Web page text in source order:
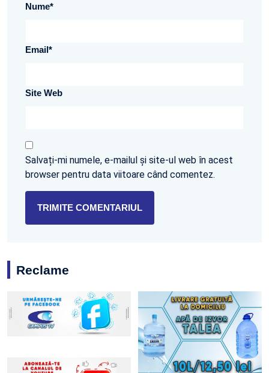
Nume*
Email*
Site Web
Salvați-mi numele, e-mailul și site-ul web în acest
browser pentru data viitoare când comentez.
Reclame